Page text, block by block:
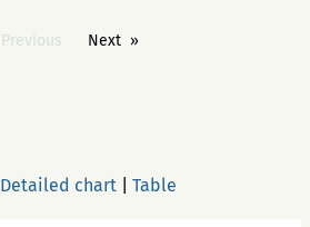
Previous Next
Detailed chart Table